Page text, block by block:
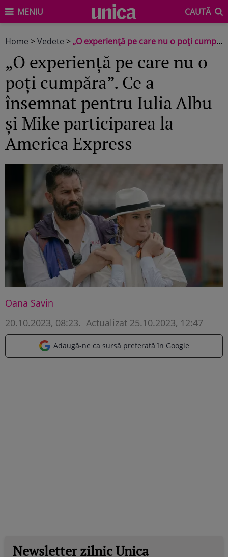
MENIU CAUTĂ
Home >Vedete >„O experiență pe care nu o poți cumpăra”. Ce a însemnat pentru Iulia Albu și Mike participarea la America Express
„O experiență pe care nu o
poți cumpăra”. Ce a
însemnat pentru Iulia Albu
și Mike participarea la
America Express
Oana Savin
20.10.2023, 08:23. Actualizat 25.10.2023, 12:47
Adaugă-ne ca sursă preferată în Google
Newsletter zilnic Unica